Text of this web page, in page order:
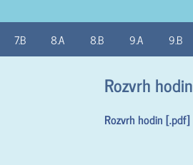
7.B 8.A 8.B 9.A 9.B
Rozvrh hodin
Rozvrh hodin [.pdf]